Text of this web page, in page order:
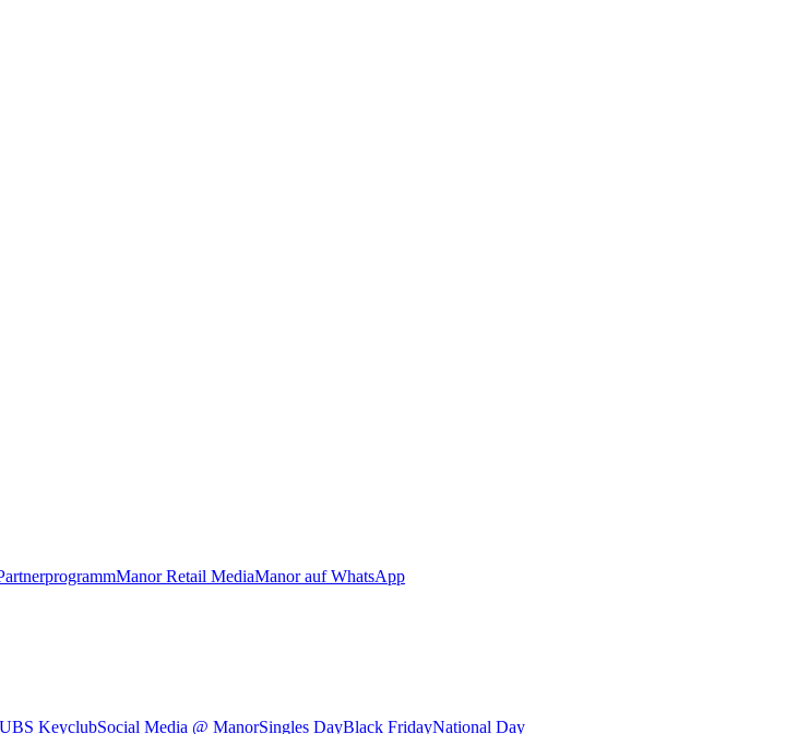
Manor Retail MediaManor auf WhatsApp
UBS KeyclubSocial Media @ ManorSingles DayBlack FridayNational Day